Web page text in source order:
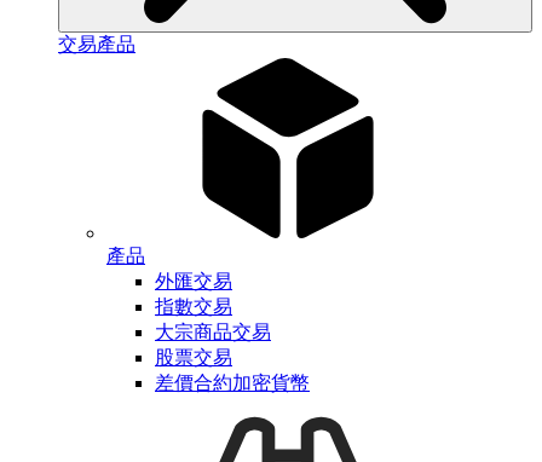
交易產品
產品
外匯交易
指數交易
大宗商品交易
股票交易
差價合約加密貨幣